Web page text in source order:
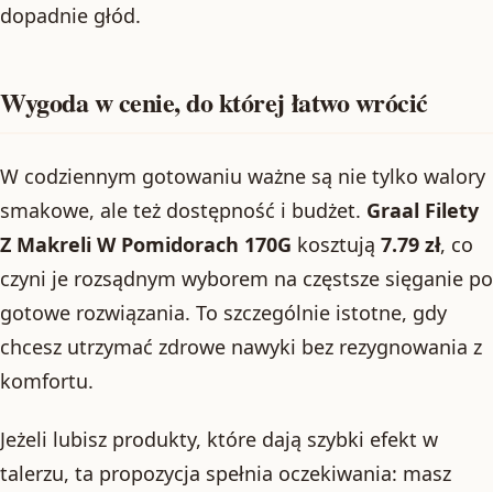
dopadnie głód.
Wygoda w cenie, do której łatwo wrócić
W codziennym gotowaniu ważne są nie tylko walory
smakowe, ale też dostępność i budżet. Graal Filety
Z Makreli W Pomidorach 170G kosztują 7.79 zł, co
czyni je rozsądnym wyborem na częstsze sięganie po
gotowe rozwiązania. To szczególnie istotne, gdy
chcesz utrzymać zdrowe nawyki bez rezygnowania z
komfortu.
Jeżeli lubisz produkty, które dają szybki efekt w
talerzu, ta propozycja spełnia oczekiwania: masz